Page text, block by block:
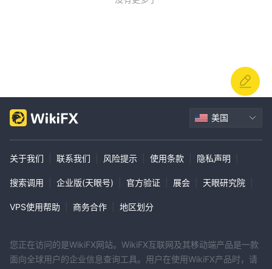
美国
关于我们 联系我们 风险提示 使用条款 隐私声明
搜索调用 企业版(天眼号) 官方验证 展会 天眼研究院
VPS使用帮助 商务合作 地区划分
您正在访问的是WikiFX网站。WikiFX互联网及其移动端产品是一款
面向全球用户的企业信息查询工具。用户在使用WikiFX产品时，请